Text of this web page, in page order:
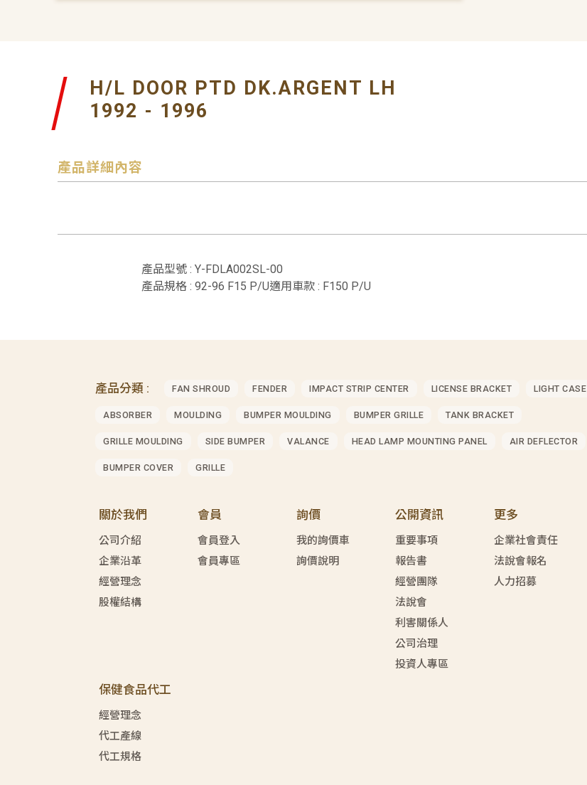
H/L DOOR PTD DK.ARGENT LH
1992 - 1996
產品詳細內容
產品型號 : Y-FDLA002SL-00
產品規格 : 92-96 F15 P/U適用車款 : F150 P/U
產品分類 : FAN SHROUD FENDER IMPACT STRIP CENTER LICENSE BRACKET LIGHT CASE
ABSORBER MOULDING BUMPER MOULDING BUMPER GRILLE TANK BRACKET
GRILLE MOULDING SIDE BUMPER VALANCE HEAD LAMP MOUNTING PANEL AIR DEFLECTOR
BUMPER COVER GRILLE
關於我們
公司介紹
企業沿革
經營理念
股權結構
會員
會員登入
會員專區
詢價
我的詢價車
詢價說明
公開資訊
重要事項
報告書
經營團隊
法說會
利害關係人
公司治理
投資人專區
更多
企業社會責任
法說會報名
人力招募
保健食品代工
經營理念
代工產線
代工規格